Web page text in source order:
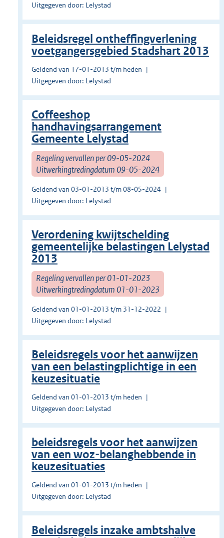
Uitgegeven door: Lelystad
Beleidsregel ontheffingverlening
voetgangersgebied Stadshart 2013
Geldend van 17-01-2013 t/m heden
Uitgegeven door: Lelystad
Coffeeshop
handhavingsarrangement
Gemeente Lelystad
Regeling vervallen per 09-05-2024
Uitwerkingtredingdatum 09-05-2024
Geldend van 03-01-2013 t/m 08-05-2024
Uitgegeven door: Lelystad
Verordening kwijtschelding
gemeentelijke belastingen Lelystad
2013
Regeling vervallen per 01-01-2023
Uitwerkingtredingdatum 01-01-2023
Geldend van 01-01-2013 t/m 31-12-2022
Uitgegeven door: Lelystad
Beleidsregels voor het aanwijzen
van een belastingplichtige in een
keuzesituatie
Geldend van 01-01-2013 t/m heden
Uitgegeven door: Lelystad
beleidsregels voor het aanwijzen
van een woz-belanghebbende in
keuzesituaties
Geldend van 01-01-2013 t/m heden
Uitgegeven door: Lelystad
Beleidsregels inzake ambtshalve